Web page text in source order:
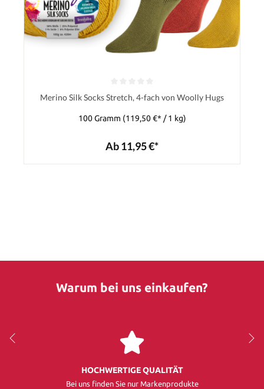
Merino Silk Socks Stretch, 4-fach von Woolly Hugs
100 Gramm (119,50 €* / 1 kg)
Ab 11,95 €*
Warum bei uns einkaufen?
HOCHWERTIGE QUALITÄT
Bei uns finden Sie nur Markenprodukte